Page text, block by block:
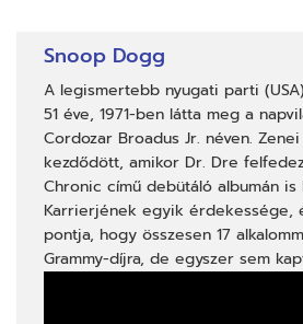
Snoop Dogg
A legismertebb nyugati parti
51 éve, 1971-ben látta meg a
Cordozar Broadus Jr. néven.
kezdődött, amikor Dr. Dre
Chronic című debütáló albumán is
Karrierjének egyik érdekessége,
pontja, hogy összesen 17
Grammy-díjra, de egyszer sem